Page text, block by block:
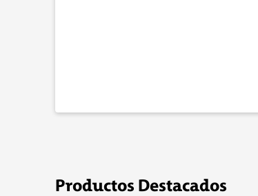
Productos Destacados